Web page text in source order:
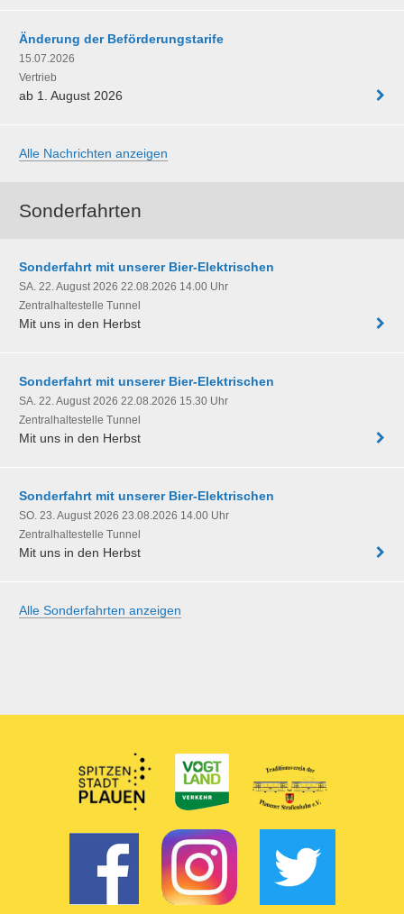
Änderung der Beförderungstarife
15.07.2026
Vertrieb
ab 1. August 2026
Alle Nachrichten anzeigen
Sonderfahrten
Sonderfahrt mit unserer Bier-Elektrischen
SA. 22. August 2026 22.08.2026 14.00 Uhr
Zentralhaltestelle Tunnel
Mit uns in den Herbst
Sonderfahrt mit unserer Bier-Elektrischen
SA. 22. August 2026 22.08.2026 15.30 Uhr
Zentralhaltestelle Tunnel
Mit uns in den Herbst
Sonderfahrt mit unserer Bier-Elektrischen
SO. 23. August 2026 23.08.2026 14.00 Uhr
Zentralhaltestelle Tunnel
Mit uns in den Herbst
Alle Sonderfahrten anzeigen